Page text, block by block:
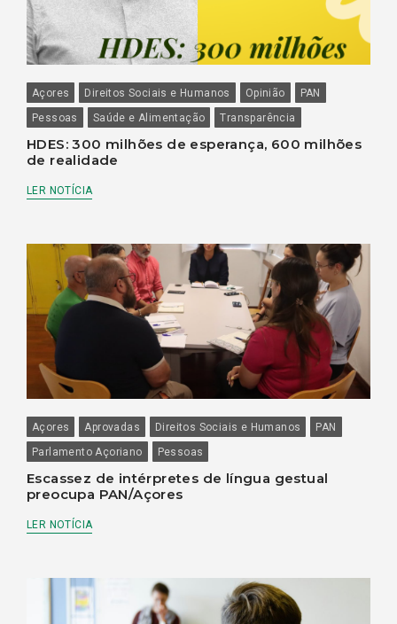
Açores Direitos Sociais e Humanos Opinião
PAN
Pessoas
Saúde e Alimentação Transparência
HDES: 300 milhões de esperança, 600 milhões
de realidade
LER NOTÍCIA
Açores Aprovadas Direitos Sociais e Humanos
PAN
Parlamento Açoriano
Pessoas
Escassez de intérpretes de língua gestual
preocupa PAN/Açores
LER NOTÍCIA